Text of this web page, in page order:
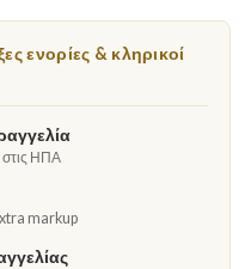
ενορίες & κληρικοί
στις ΗΠΑ
markup